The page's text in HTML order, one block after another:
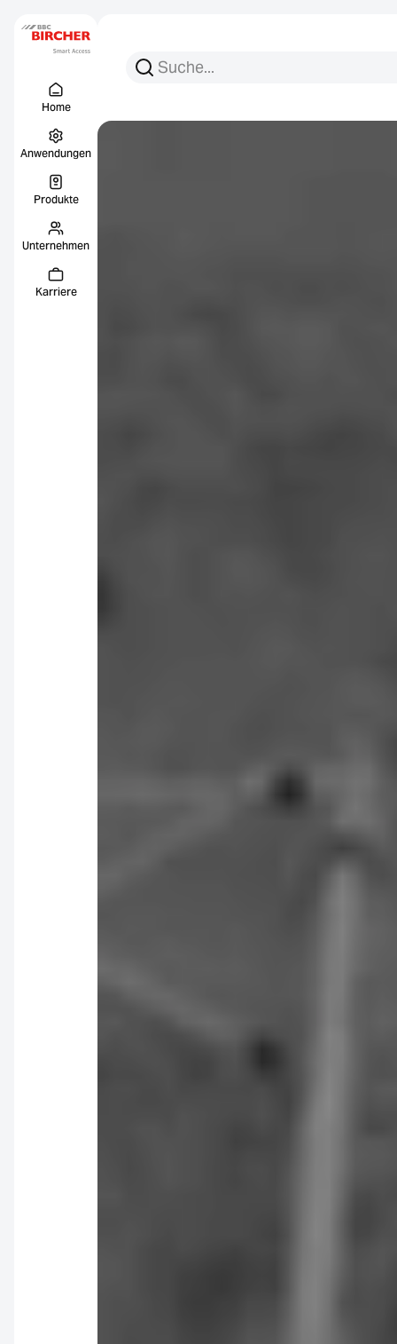
Home
Anwendungen
Produkte
Unternehmen
Karriere
Suchen Sie nach:
Suche